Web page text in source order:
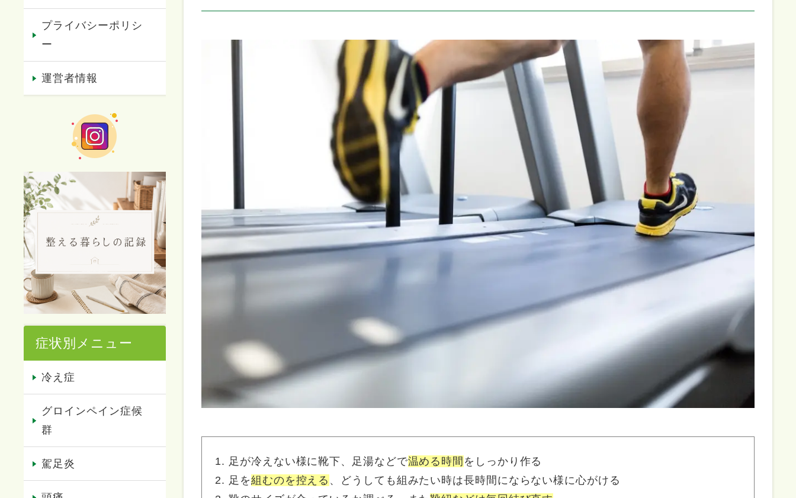
足が冷えない様に靴下、足湯などで温める時間 をしっかり作る
足を組むのを控える 、どうしても組みたい時は長時間にならない様に心がける
プライバシーポリシ
ー
運営者情報
症状別メニュー
冷え症
グロインペイン症候
群
駕足炎